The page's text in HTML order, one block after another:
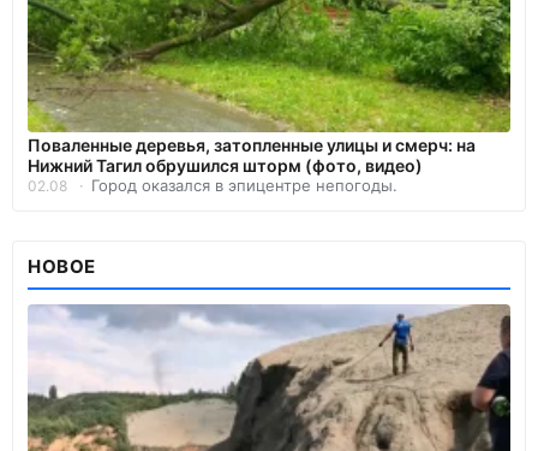
Поваленные деревья, затопленные улицы и смерч: на
Нижний Тагил обрушился шторм (фото, видео)
02.08 Город оказался в эпицентре непогоды.
НОВОЕ